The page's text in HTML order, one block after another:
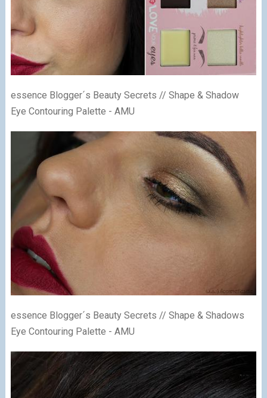
essence Blogger´s Beauty Secrets // Shape & Shadow
Eye Contouring Palette - AMU
essence Blogger´s Beauty Secrets // Shape & Shadows
Eye Contouring Palette - AMU